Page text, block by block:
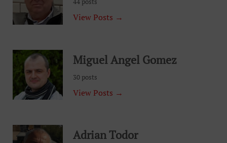
44 posts
View Posts →
Miguel Angel Gomez
30 posts
View Posts →
Adrian Todor